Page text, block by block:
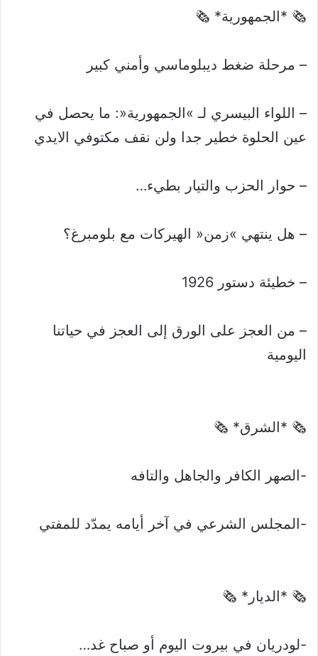
🗞 *الجمهورية* 🗞
– مرحلة ضغط ديبلوماسي وأمني كبير
– اللواء البيسري لـ »الجمهورية«: ما يحصل في
عين الحلوة خطير جدا ولن نقف مكتوفي الايدي
– حوار الحزب والتيار بطيء…
– هل ينتهي »زمن« الهيركات مع بلومبرغ؟
– خطيئة دستور 1926
– من العجز على الورق إلى العجز في حياتنا
اليومية
🗞 *الشرق* 🗞
-الصهر الكافر والجاهل والتافه
-المجلس الشرعي في آخر أيامه يمدّد للمفتي
🗞 *الديار* 🗞
-لودريان في بيروت اليوم أو صباح غد…